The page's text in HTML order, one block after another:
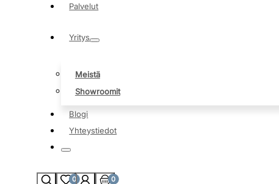
Palvelut
Yritys
Meistä
Showroomit
Blogi
Yhteystiedot
0 0